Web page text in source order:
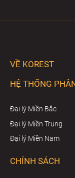
VỀ KOREST
HỆ THỐNG
Đại lý Miền Bắc
Đại lý Miền Trung
Đại lý Miền Nam
CHÍNH SÁCH